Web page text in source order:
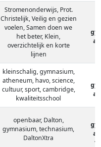
Stromenonderwijs, Prot.
Christelijk, Veilig en gezien
voelen, Samen doen we
het beter, Klein,
overzichtelijk en korte
lijnen
kleinschalig, gymnasium,
atheneum, havo, science,
cultuur, sport, cambridge,
kwaliteitsschool
openbaar, Dalton,
gymnasium, technasium,
DaltonXtra